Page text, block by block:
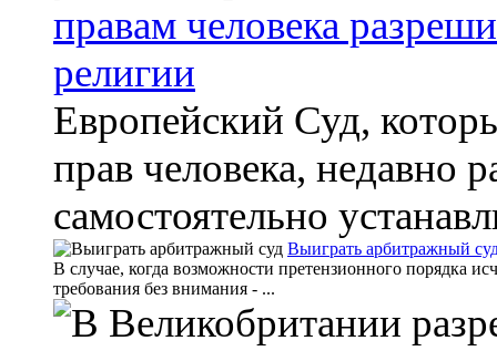
правам человека
религии
Европейский Суд,
прав человека, недавно
самостоятельно
Выиграть арбитражный
В случае, когда возможности претензионного порядка
требования без внимания - ...